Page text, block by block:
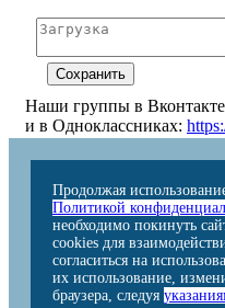
Наши группы в
и в Одноклассниках:
Продолжая
Политикой
необходимо покинуть
cookies для
согласиться на
их использование,
браузера, следуя